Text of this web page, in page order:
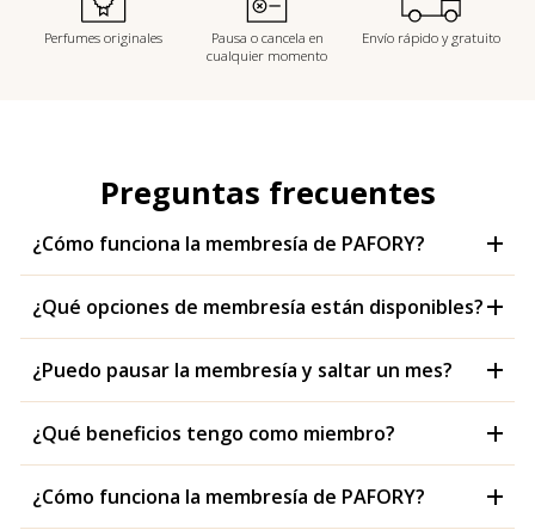
Perfumes originales
Pausa o cancela en
cualquier momento
Envío rápido y gratuito
Preguntas frecuentes
¿Cómo funciona la membresía de PAFORY?
¿Qué opciones de membresía están disponibles?
¿Puedo pausar la membresía y saltar un mes?
¿Qué beneficios tengo como miembro?
¿Cómo funciona la membresía de PAFORY?